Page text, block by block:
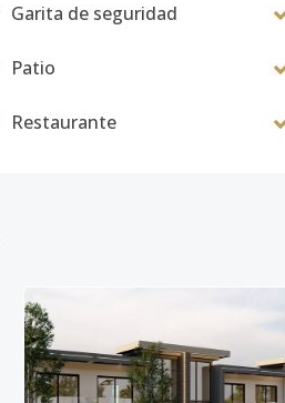
Garita de seguridad
Patio
Restaurante